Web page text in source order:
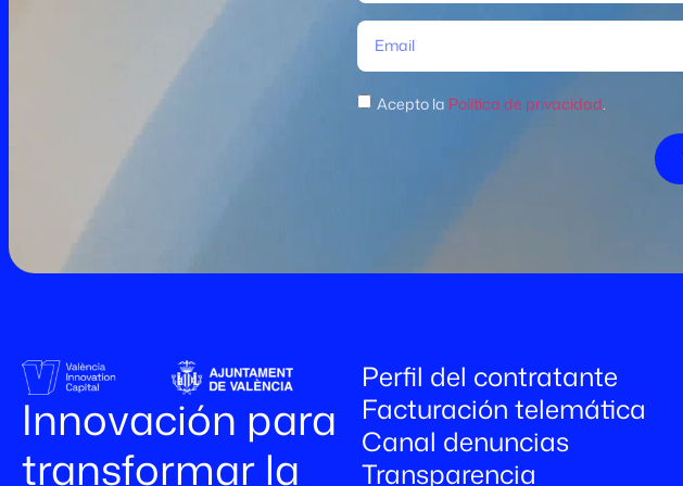
Acepto la Política de privacidad
Innovación para
transformar la
Perfil del contratante
Facturación telemática
Canal denuncias
Transparencia